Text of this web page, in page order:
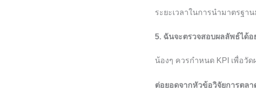
ระยะเวลาในการนำมาตรฐ
5. ฉันจะตรวจสอบผลลัพธ์ได้อ
น้องๆ ควรกำหนด KPI เพื่อวั
ต่อยอดจากหัวข้อวิจัยการตลา